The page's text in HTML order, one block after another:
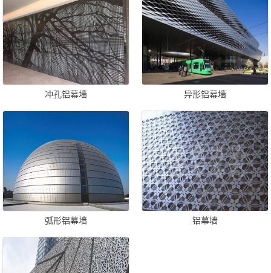
冲孔铝幕墙 异形铝幕墙
弧形铝幕墙 铝幕墙